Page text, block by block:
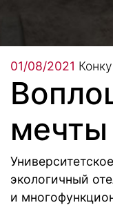
01/08/2021
мечты
экологичный
и